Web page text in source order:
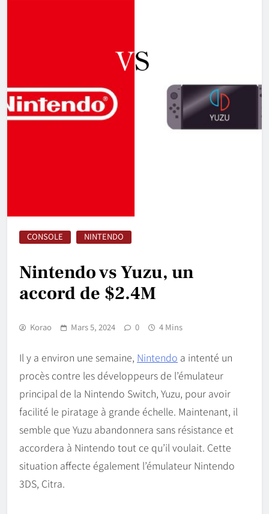
CONSOLE NINTENDO
Nintendo vs Yuzu, un
accord de $2.4M
Korao Mars 5, 2024 0 4 Mins
Il y a environ une semaine, Nintendo a intenté un
procès contre les développeurs de l’émulateur
principal de la Nintendo Switch, Yuzu, pour avoir
facilité le piratage à grande échelle. Maintenant, il
semble que Yuzu abandonnera sans résistance et
accordera à Nintendo tout ce qu’il voulait. Cette
situation affecte également l’émulateur Nintendo
3DS, Citra.